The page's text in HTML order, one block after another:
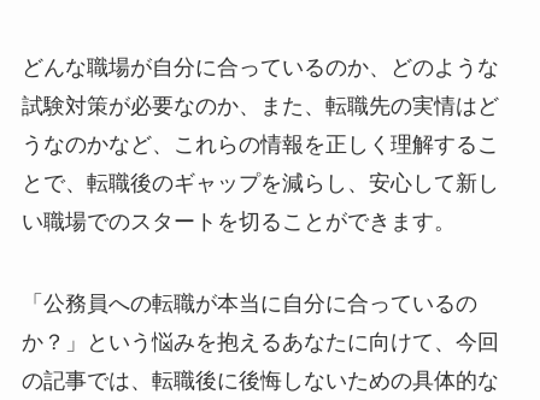
どんな職場が自分に合っているのか、どのような
試験対策が必要なのか、また、転職先の実情はど
うなのかなど、これらの情報を正しく理解するこ
とで、転職後のギャップを減らし、安心して新し
い職場でのスタートを切ることができます。
「公務員への転職が本当に自分に合っているの
か？」という悩みを抱えるあなたに向けて、今回
の記事では、転職後に後悔しないための具体的な